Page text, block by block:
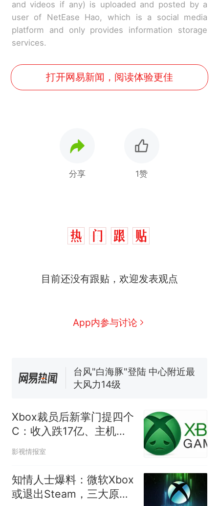
and videos if any) is uploaded and posted by a
user of NetEase Hao, which is a social media
platform and only provides information storage
services.
打开网易新闻，阅读体验更佳
分享 1赞
目前还没有跟贴，欢迎发表观点
App内参与讨论
热
十多万人报名的考试，成绩
家，刚改国名，总统就邀请中
了……
视频丨只要一枚命中就能让航
母瘫痪 轰-6J实力有多强？
台风"白海豚"登陆 中心附近最
大风力14级
全部作废，公平么？
Xbox裁员后新掌门提四个
C：收入跌17亿、主机涨
价，能否翻身？
影视情报室
知情人士爆料：微软Xbox
或退出Steam，三大原因